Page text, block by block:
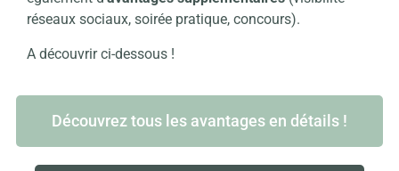
réseaux sociaux, soirée pratique, concours).
A découvrir ci-dessous !
Découvrez tous les avantages en détails !